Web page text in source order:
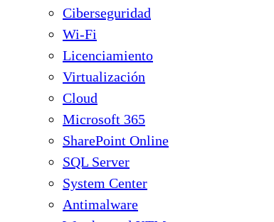
Ciberseguridad
Wi-Fi
Licenciamiento
Virtualización
Cloud
Microsoft 365
SharePoint Online
SQL Server
System Center
Antimalware